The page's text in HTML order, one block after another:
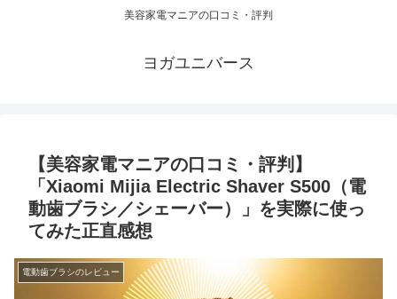
美容家電マニアの口コミ・評判
ヨガユニバース
【美容家電マニアの口コミ・評判】
「Xiaomi Mijia Electric Shaver S500（電
動歯ブラシ／シェーバー）」を実際に使っ
てみた正直感想
電動歯ブラシのレビュー